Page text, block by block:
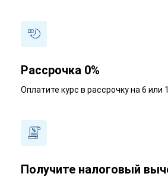
Рассрочка 0%
Оплатите курс в рассрочку на 6 или
Получите налоговый